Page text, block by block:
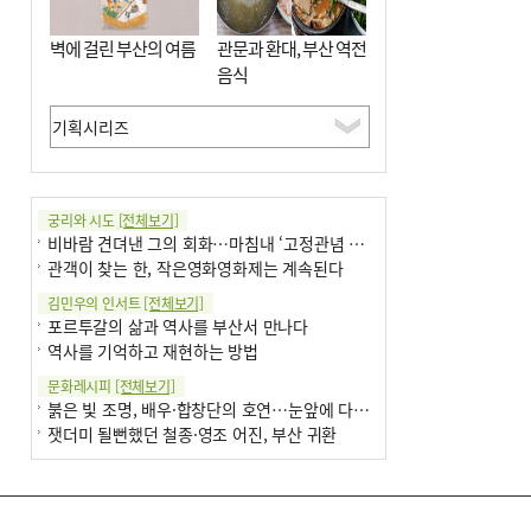
벽에 걸린 부산의 여름
관문과 환대, 부산 역전
음식
궁리와 시도 [전체보기]
비바람 견뎌낸 그의 회화…마침내 ‘고정관념 감옥’서 해방
관객이 찾는 한, 작은영화영화제는 계속된다
김민우의 인서트[전체보기]
포르투갈의 삶과 역사를 부산서 만나다
역사를 기억하고 재현하는 방법
문화레시피 [전체보기]
붉은 빛 조명, 배우·합창단의 호연…눈앞에 다가온 부산오페라하우스
잿더미 될뻔했던 철종·영조 어진, 부산 귀환
현실의 고통, 은유의 詩로 담다 外